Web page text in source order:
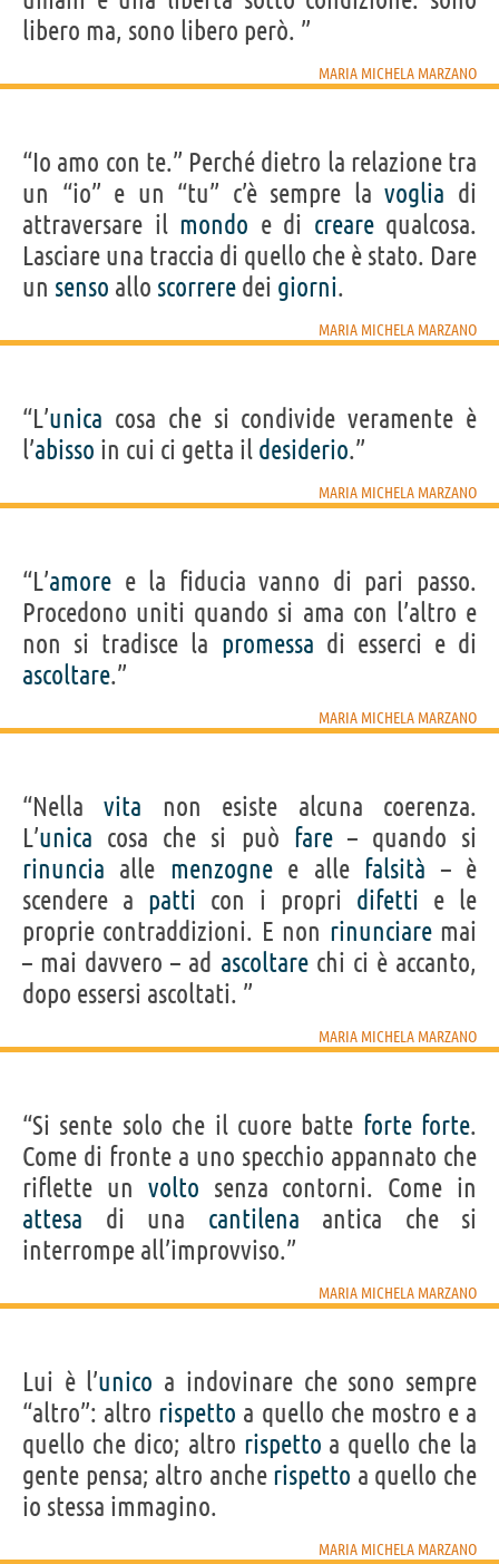
libero ma, sono libero però. ”
MARIA MICHELA MARZANO
“Io amo con te.” Perché dietro la relazione tra
un “io” e un “tu” c’è sempre lavoglia di
attraversare il mondo e di crearequalcosa.
Lasciare una traccia di quello che è stato. Dare
un senso allo scorrere dei giorni.
MARIA MICHELA MARZANO
“L’unica cosa che si condivide veramente è
l’abisso in cui ci getta il desiderio.”
MARIA MICHELA MARZANO
“L’amore e la fiducia vanno di pari passo.
Procedono uniti quando si ama con l’altro e
non si tradisce la promessa di esserci e di
ascoltare.”
MARIA MICHELA MARZANO
“Nellavita non esiste alcuna coerenza.
L’unica cosa che si può fare– quando si
rinuncia alle menzognee alle falsità – è
scendere a patti con i propri difetti e le
proprie contraddizioni. E non rinunciaremai
– mai davvero – ad ascoltarechi ci è accanto,
dopo essersi ascoltati. ”
MARIA MICHELA MARZANO
“Si sente solo che il cuore batte forte forte.
Come di fronte a uno specchio appannato che
riflette un volto senza contorni. Come in
attesa di una cantilena antica che si
interrompe all’improvviso.”
MARIA MICHELA MARZANO
Lui è l’unico a indovinare che sono sempre
“altro”: altro rispetto a quello che mostro e a
quello che dico; altro rispetto a quello che la
gente pensa; altro anche rispetto a quello che
io stessa immagino.
MARIA MICHELA MARZANO